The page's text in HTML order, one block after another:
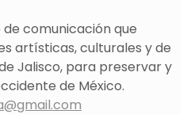
de comunicación que
artísticas, culturales y de
Jalisco, para preservar y
de México.